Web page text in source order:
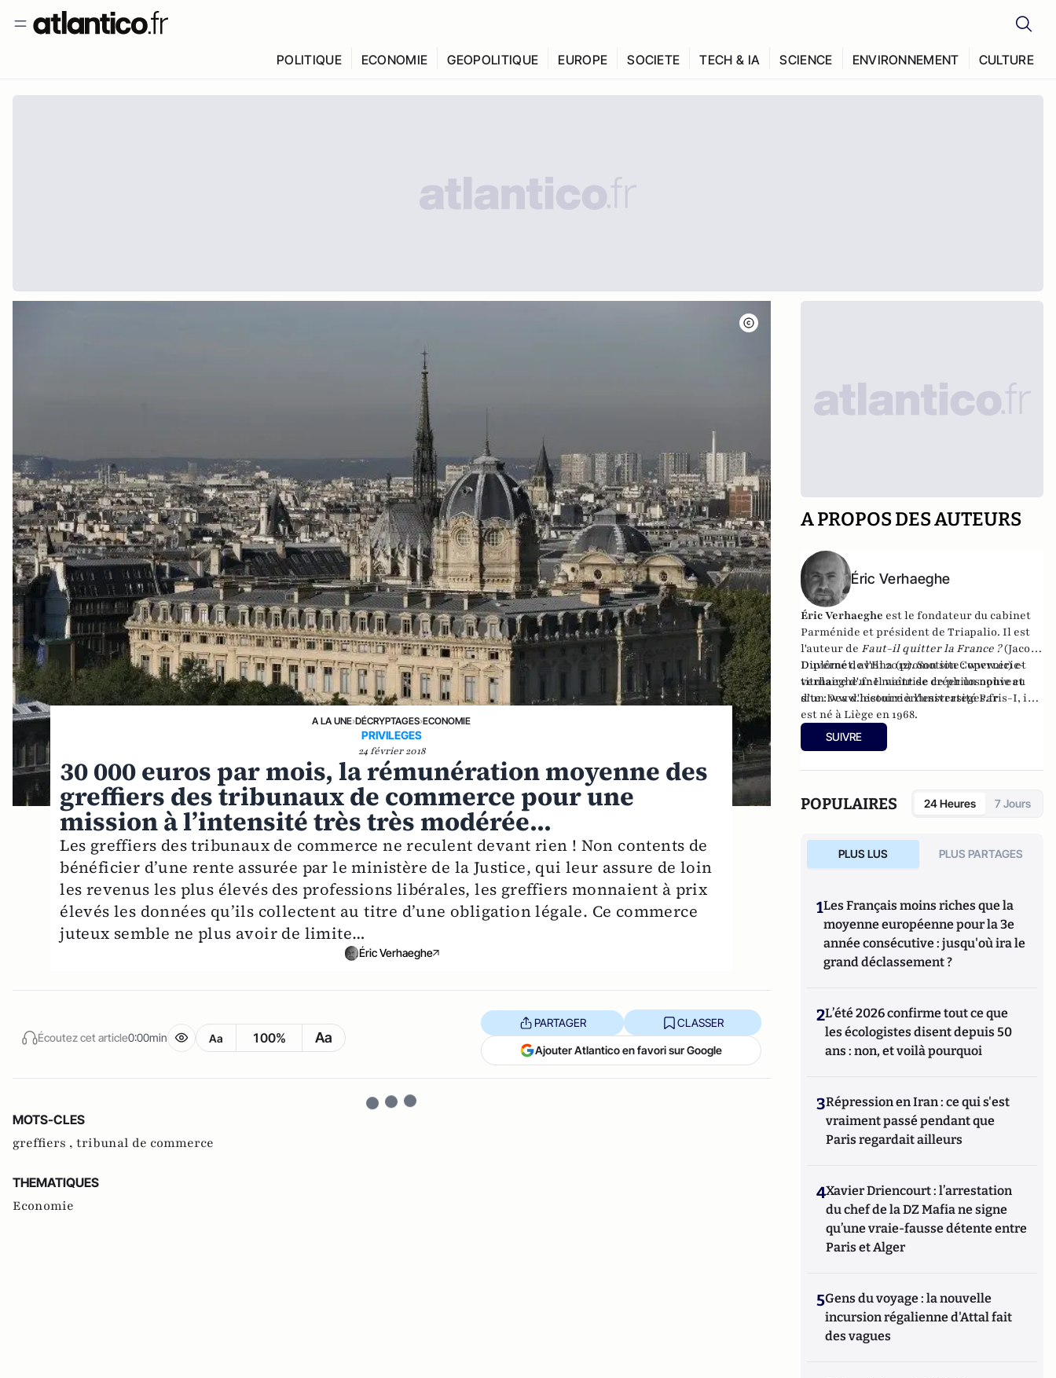
POLITIQUE ECONOMIE GEOPOLITIQUE EUROPE SOCIETE TECH & IA SCIENCE ENVIRONNEMENT CULTURE
A LA UNE›DÉCRYPTAGES›ECONOMIE
PRIVILEGES
24 février 2018
30 000 euros par mois, la rémunération moyenne des
greffiers des tribunaux de commerce pour une
mission à l’intensité très très modérée...
Les greffiers des tribunaux de commerce ne reculent devant rien ! Non contents de
bénéficier d’une rente assurée par le ministère de la Justice, qui leur assure de loin
les revenus les plus élevés des professions libérales, les greffiers monnaient à prix
élevés les données qu’ils collectent au titre d’une obligation légale. Ce commerce
juteux semble ne plus avoir de limite…
Éric Verhaeghe
Écoutez cet article0:00min Aa 100% Aa
PARTAGER CLASSER
Ajouter Atlantico en favori sur Google
MOTS-CLES
greffiers , tribunal de commerce
THEMATIQUES
Economie
A PROPOS DES AUTEURS
Éric Verhaeghe
Éric Verhaeghe est le fondateur du cabinet
Parménide et président deTriapalio. Il est
l'auteur de Faut-il quitter la France ?(Jacob-
Duvernet, avril 2012). Son site :www.eric-
verhaeghe.frIl vient de créer un nouveau
site :www.lecourrierdesstrateges.fr
Diplômé de l'Ena (promotion Copernic) et
titulaire d'une maîtrise de philosophie et
d'un Dea d'histoire à l'université Paris-I, il
est né à Liège en 1968.
SUIVRE
POPULAIRES 24 Heures 7 Jours
PLUS LUS PLUS PARTAGES
1Les Français moins riches que la
moyenne européenne pour la 3e
année consécutive : jusqu'où ira le
grand déclassement ?
2L’été 2026 confirme tout ce que
les écologistes disent depuis 50
ans : non, et voilà pourquoi
3Répression en Iran : ce qui s'est
vraiment passé pendant que
Paris regardait ailleurs
4Xavier Driencourt : l’arrestation
du chef de la DZ Mafia ne signe
qu’une vraie-fausse détente entre
Paris et Alger
5Gens du voyage : la nouvelle
incursion régalienne d'Attal fait
des vagues